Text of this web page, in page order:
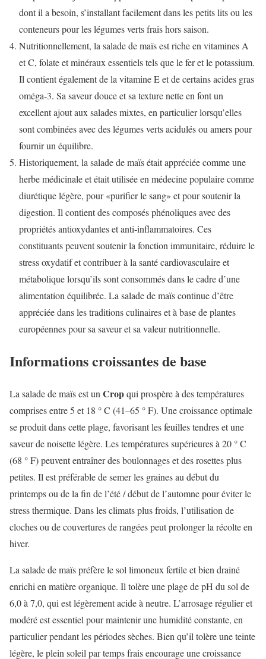
dont il a besoin, s’installant facilement dans les petits lits ou les
conteneurs pour les légumes verts frais hors saison.
Nutritionnellement, la salade de maïs est riche en vitamines A
et C, folate et minéraux essentiels tels que le fer et le potassium.
Il contient également de la vitamine E et de certains acides gras
oméga-3. Sa saveur douce et sa texture nette en font un
excellent ajout aux salades mixtes, en particulier lorsqu’elles
sont combinées avec des légumes verts acidulés ou amers pour
fournir un équilibre.
Historiquement, la salade de maïs était appréciée comme une
herbe médicinale et était utilisée en médecine populaire comme
diurétique légère, pour «purifier le sang» et pour soutenir la
digestion. Il contient des composés phénoliques avec des
propriétés antioxydantes et anti-inflammatoires. Ces
constituants peuvent soutenir la fonction immunitaire, réduire le
stress oxydatif et contribuer à la santé cardiovasculaire et
métabolique lorsqu’ils sont consommés dans le cadre d’une
alimentation équilibrée. La salade de maïs continue d’être
appréciée dans les traditions culinaires et à base de plantes
européennes pour sa saveur et sa valeur nutritionnelle.
Informations croissantes de base
La salade de maïs est unCropqui prospère à des températures
comprises entre 5 et 18 ° C (41–65 ° F). Une croissance optimale
se produit dans cette plage, favorisant les feuilles tendres et une
saveur de noisette légère. Les températures supérieures à 20 ° C
(68 ° F) peuvent entraîner des boulonnages et des rosettes plus
petites. Il est préférable de semer les graines au début du
printemps ou de la fin de l’été / début de l’automne pour éviter le
stress thermique. Dans les climats plus froids, l’utilisation de
cloches ou de couvertures de rangées peut prolonger la récolte en
hiver.
La salade de maïs préfère le sol limoneux fertile et bien drainé
enrichi en matière organique. Il tolère une plage de pH du sol de
6,0 à 7,0, qui est légèrement acide à neutre. L’arrosage régulier et
modéré est essentiel pour maintenir une humidité constante, en
particulier pendant les périodes sèches. Bien qu’il tolère une teinte
légère, le plein soleil par temps frais encourage une croissance